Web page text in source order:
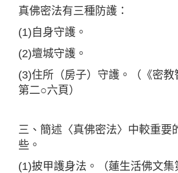
真佛密法有三種防護：
(1)自身守護。
(2)壇城守護。
(3)住所（房子）守護。（《密
第二○六頁）
三、簡述〈真佛密法〉中較重要
些。
(1)披甲護身法。（蓮生活佛文